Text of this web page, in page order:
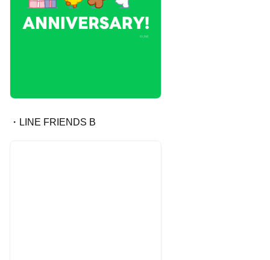
・LINE FRIENDS B